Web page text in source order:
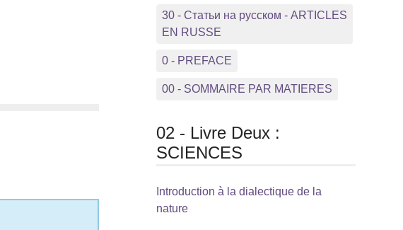
30 - Статьи на русском - ARTICLES
EN RUSSE
0 - PREFACE
00 - SOMMAIRE PAR MATIERES
02 - Livre Deux :
SCIENCES
Introduction à la dialectique de la
nature